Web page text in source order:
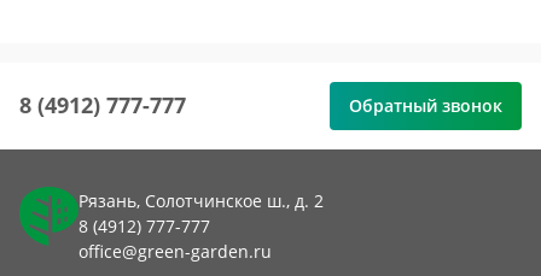
8 (4912) 777-777 Обратный звонок
Рязань, Солотчинское ш., д. 2
8 (4912) 777-777
office@green-garden.ru